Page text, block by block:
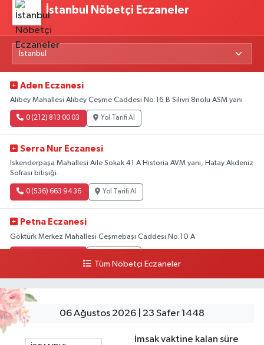
İstanbul Nöbetçi Eczaneler
Aden Eczanesi
Alibey Mahallesi Alibey Çeşme Caddesi No:16 B Silivri 8nolu ASM yanı
0 (212) 813 00 03 Yol Tarifi Al
Serra Nur Eczanesi
İskenderpaşa Mahallesi Aile Sokak 41 A Historia AVM yanı, Hatay Akdeniz
Sofrası bitişiği.
0 (536) 663 94 36 Yol Tarifi Al
Petna Eczanesi
Göktürk Merkez Mahallesi Çeşmebaşı Caddesi No:10 A
Karlıktepe Mahallesi Soğanlık Caddesi No:34 A
0 (216) 504 24 53 Yol Tarifi Al
Tüm Nöbetçi Eczaneler
06 Ağustos 2026 | 23 Safer 1448
İmsak vaktine kalan süre